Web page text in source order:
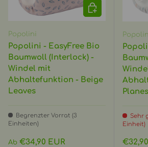
Popolini
Popolini - EasyFree Bio
Baumwoll (Interlock) -
Windel mit
Abhaltefunktion - Beige
Leaves
Begrenzter Vorrat (3
Einheiten)
Normaler Preis
Ab €34,90 EUR
OPTIONEN
Planes
Sehr
Einheit)